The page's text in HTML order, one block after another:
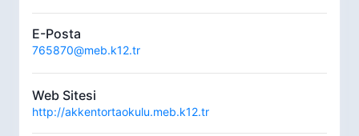
E-Posta
765870@meb.k12.tr
Web Sitesi
http://akkentortaokulu.meb.k12.tr